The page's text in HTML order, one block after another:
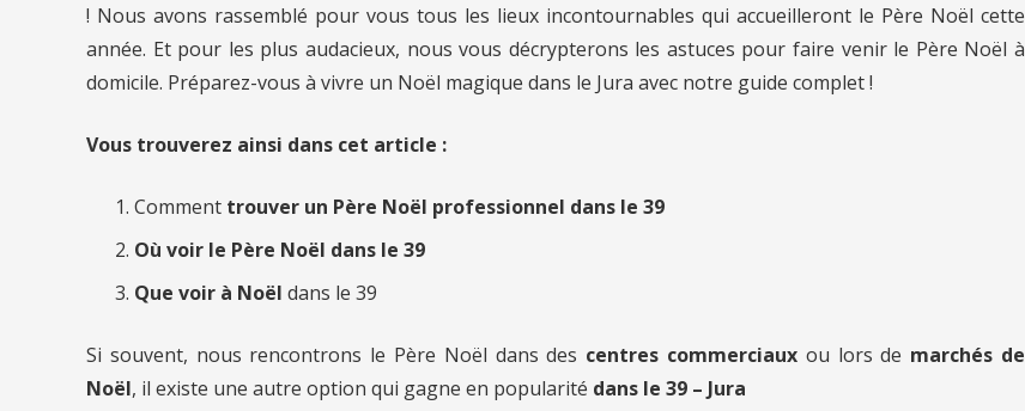
! Nous avons rassemblé pour vous tous les lieux incontournables qui accueilleront le Père Noël cette
année. Et pour les plus audacieux, nous vous décrypterons les astuces pour faire venir le Père Noël à
domicile. Préparez-vous à vivre un Noël magique dans le Jura avec notre guide complet !
Vous trouverez ainsi dans cet article :
Comment trouver un Père Noël professionnel dans le 39
Où voir le Père Noël dans le 39
Que voir à Noël dans le 39
Si souvent, nous rencontrons le Père Noël dans des centres commerciaux ou lors de marchés de
Noël, il existe une autre option qui gagne en popularité dans le 39 – Jura